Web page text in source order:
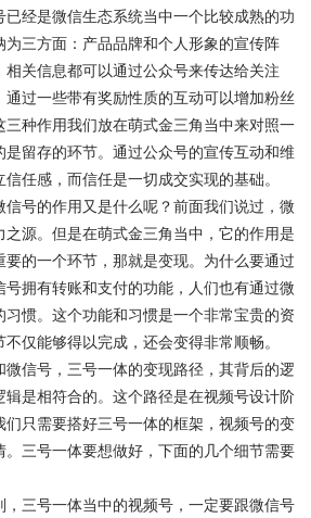
经是微信生态系统当中一个比较成熟的功
为三方面：产品品牌和个人形象的宣传阵
关信息都可以通过公众号来传达给关注
过一些带有奖励性质的互动可以增加粉丝
三种作用我们放在萌式金三角当中来对照一
是留存的环节。通过公众号的宣传互动和维
任感，而信任是一切成交实现的基础。
号的作用又是什么呢？前面我们说过，微
源。但是在萌式金三角当中，它的作用是
的一个环节，那就是变现。为什么要通过
拥有转账和支付的功能，人们也有通过微
惯。这个功能和习惯是一个非常宝贵的资
仅能够得以完成，还会变得非常顺畅。
微信号，三号一体的变现路径，其背后的逻
辑是相符合的。这个路径是在视频号设计阶
们只需要搭好三号一体的框架，视频号的变
。三号一体要想做好，下面的几个细节需要
，三号一体当中的视频号，一定要跟微信号